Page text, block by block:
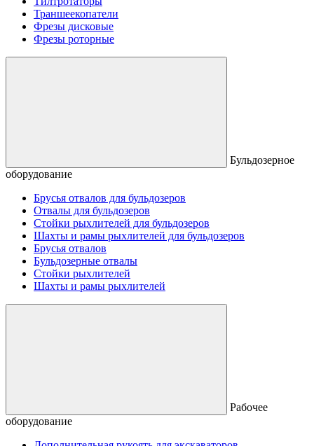
Траншеекопатели
Фрезы дисковые
Фрезы роторные
Бульдозерное
оборудование
Брусья отвалов для бульдозеров
Отвалы для бульдозеров
Стойки рыхлителей для бульдозеров
Шахты и рамы рыхлителей для бульдозеров
Брусья отвалов
Бульдозерные отвалы
Стойки рыхлителей
Шахты и рамы рыхлителей
Рабочее
оборудование